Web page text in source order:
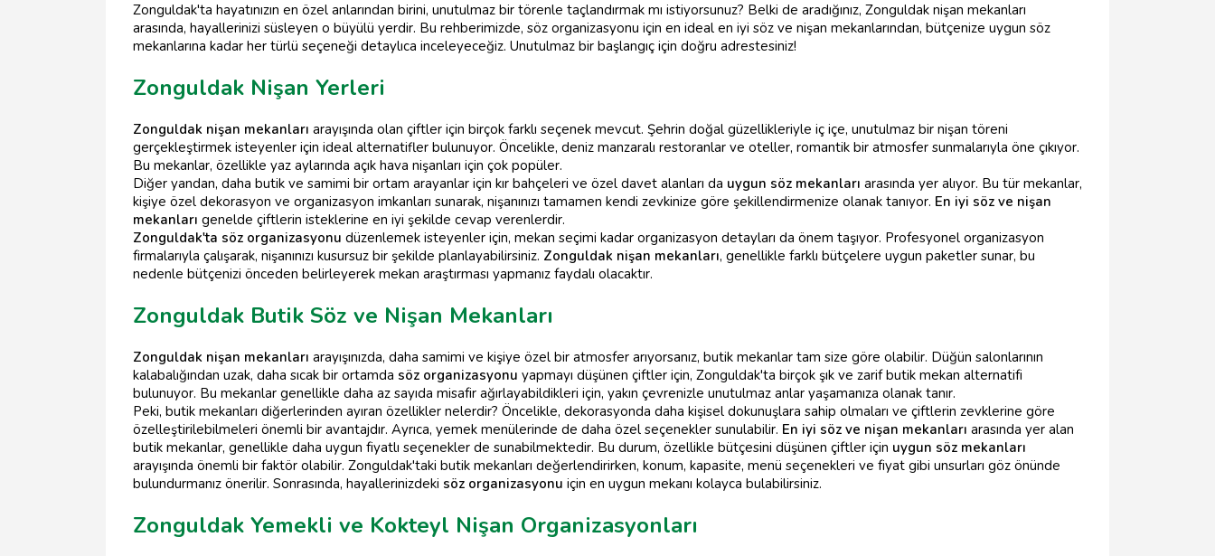
Zonguldak'ta hayatınızın en özel anlarından birini, unutulmaz bir törenle taçlandırmak mı istiyorsunuz? Belki de aradığınız, Zonguldak nişan mekanları
arasında, hayallerinizi süsleyen o büyülü yerdir. Bu rehberimizde, söz organizasyonu için en ideal en iyi söz ve nişan mekanlarından, bütçenize uygun söz
mekanlarına kadar her türlü seçeneği detaylıca inceleyeceğiz. Unutulmaz bir başlangıç için doğru adrestesiniz!
Zonguldak Nişan Yerleri
Zonguldak nişan mekanları arayışında olan çiftler için birçok farklı seçenek mevcut. Şehrin doğal güzellikleriyle iç içe, unutulmaz bir nişan töreni
gerçekleştirmek isteyenler için ideal alternatifler bulunuyor. Öncelikle, deniz manzaralı restoranlar ve oteller, romantik bir atmosfer sunmalarıyla öne çıkıyor.
Bu mekanlar, özellikle yaz aylarında açık hava nişanları için çok popüler.
Diğer yandan, daha butik ve samimi bir ortam arayanlar için kır bahçeleri ve özel davet alanları da uygun söz mekanları arasında yer alıyor. Bu tür mekanlar,
kişiye özel dekorasyon ve organizasyon imkanları sunarak, nişanınızı tamamen kendi zevkinize göre şekillendirmenize olanak tanıyor. En iyi söz ve nişan
mekanları genelde çiftlerin isteklerine en iyi şekilde cevap verenlerdir.
Zonguldak'ta söz organizasyonu düzenlemek isteyenler için, mekan seçimi kadar organizasyon detayları da önem taşıyor. Profesyonel organizasyon
firmalarıyla çalışarak, nişanınızı kusursuz bir şekilde planlayabilirsiniz. Zonguldak nişan mekanları, genellikle farklı bütçelere uygun paketler sunar, bu
nedenle bütçenizi önceden belirleyerek mekan araştırması yapmanız faydalı olacaktır.
Zonguldak Butik Söz ve Nişan Mekanları
Zonguldak nişan mekanları arayışınızda, daha samimi ve kişiye özel bir atmosfer arıyorsanız, butik mekanlar tam size göre olabilir. Düğün salonlarının
kalabalığından uzak, daha sıcak bir ortamda söz organizasyonu yapmayı düşünen çiftler için, Zonguldak'ta birçok şık ve zarif butik mekan alternatifi
bulunuyor. Bu mekanlar genellikle daha az sayıda misafir ağırlayabildikleri için, yakın çevrenizle unutulmaz anlar yaşamanıza olanak tanır.
Peki, butik mekanları diğerlerinden ayıran özellikler nelerdir? Öncelikle, dekorasyonda daha kişisel dokunuşlara sahip olmaları ve çiftlerin zevklerine göre
özelleştirilebilmeleri önemli bir avantajdır. Ayrıca, yemek menülerinde de daha özel seçenekler sunulabilir. En iyi söz ve nişan mekanları arasında yer alan
butik mekanlar, genellikle daha uygun fiyatlı seçenekler de sunabilmektedir. Bu durum, özellikle bütçesini düşünen çiftler için uygun söz mekanları
arayışında önemli bir faktör olabilir. Zonguldak'taki butik mekanları değerlendirirken, konum, kapasite, menü seçenekleri ve fiyat gibi unsurları göz önünde
bulundurmanız önerilir. Sonrasında, hayallerinizdeki söz organizasyonu için en uygun mekanı kolayca bulabilirsiniz.
Zonguldak Yemekli ve Kokteyl Nişan Organizasyonları